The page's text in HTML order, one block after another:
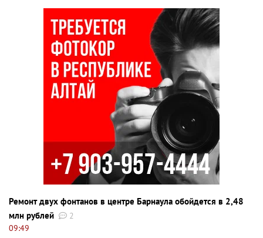
Ремонт двух фонтанов в центре Барнаула обойдется в 2,48
млн рублей
2
09:49